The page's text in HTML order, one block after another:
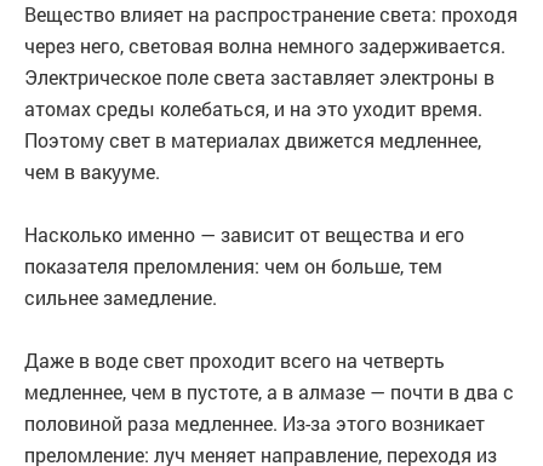
Вещество влияет на распространение света: проходя
через него, световая волна немного задерживается.
Электрическое поле света заставляет электроны в
атомах среды колебаться, и на это уходит время.
Поэтому свет в материалах движется медленнее,
чем в вакууме.
Насколько именно — зависит от вещества и его
показателя преломления: чем он больше, тем
сильнее замедление.
Даже в воде свет проходит всего на четверть
медленнее, чем в пустоте, а в алмазе — почти в два с
половиной раза медленнее. Из-за этого возникает
преломление: луч меняет направление, переходя из